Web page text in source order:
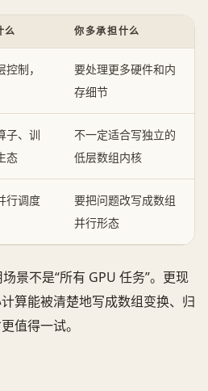
么 你多承担什么
制，
要处理更多硬件和内
存细节
子、训
态
不一定适合写独立的
低层数组内核
行调度
要把问题改写成数组
并行形态
景不是“所有 GPU 任务”。更现
算能被清楚地写成数组变换、归
值得一试。